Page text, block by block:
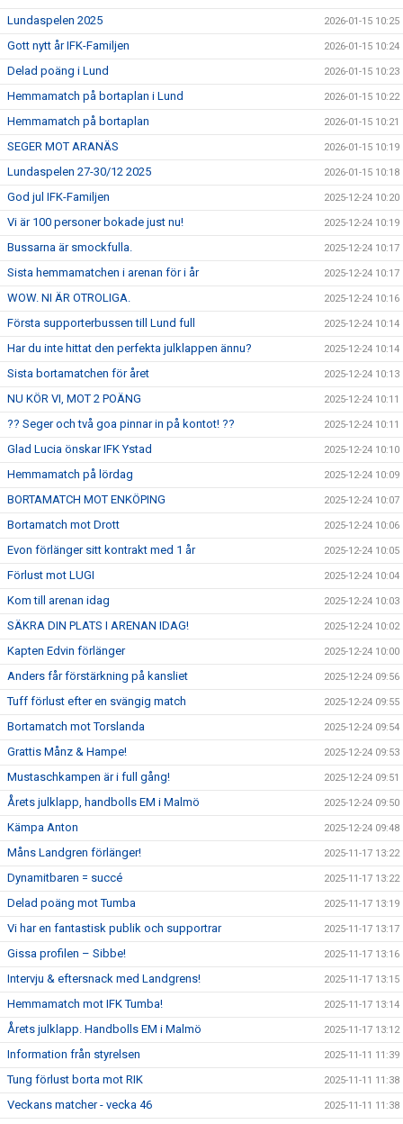
Lundaspelen 2025 2026-01-15 10:25
Gott nytt år IFK-Familjen 2026-01-15 10:24
Delad poäng i Lund 2026-01-15 10:23
Hemmamatch på bortaplan i Lund 2026-01-15 10:22
Hemmamatch på bortaplan 2026-01-15 10:21
SEGER MOT ARANÄS 2026-01-15 10:19
Lundaspelen 27-30/12 2025 2026-01-15 10:18
God jul IFK-Familjen 2025-12-24 10:20
Vi är 100 personer bokade just nu! 2025-12-24 10:19
Bussarna är smockfulla. 2025-12-24 10:17
Sista hemmamatchen i arenan för i år 2025-12-24 10:17
WOW. NI ÄR OTROLIGA. 2025-12-24 10:16
Första supporterbussen till Lund full 2025-12-24 10:14
Har du inte hittat den perfekta julklappen ännu? 2025-12-24 10:14
Sista bortamatchen för året 2025-12-24 10:13
NU KÖR VI, MOT 2 POÄNG 2025-12-24 10:11
?? Seger och två goa pinnar in på kontot! ?? 2025-12-24 10:11
Glad Lucia önskar IFK Ystad 2025-12-24 10:10
Hemmamatch på lördag 2025-12-24 10:09
BORTAMATCH MOT ENKÖPING 2025-12-24 10:07
Bortamatch mot Drott 2025-12-24 10:06
Evon förlänger sitt kontrakt med 1 år 2025-12-24 10:05
Förlust mot LUGI 2025-12-24 10:04
Kom till arenan idag 2025-12-24 10:03
SÄKRA DIN PLATS I ARENAN IDAG! 2025-12-24 10:02
Kapten Edvin förlänger 2025-12-24 10:00
Anders får förstärkning på kansliet 2025-12-24 09:56
Tuff förlust efter en svängig match 2025-12-24 09:55
Bortamatch mot Torslanda 2025-12-24 09:54
Grattis Månz & Hampe! 2025-12-24 09:53
Mustaschkampen är i full gång! 2025-12-24 09:51
Årets julklapp, handbolls EM i Malmö 2025-12-24 09:50
Kämpa Anton 2025-12-24 09:48
Måns Landgren förlänger! 2025-11-17 13:22
Dynamitbaren = succé 2025-11-17 13:22
Delad poäng mot Tumba 2025-11-17 13:19
Vi har en fantastisk publik och supportrar 2025-11-17 13:17
Gissa profilen – Sibbe! 2025-11-17 13:16
Intervju & eftersnack med Landgrens! 2025-11-17 13:15
Hemmamatch mot IFK Tumba! 2025-11-17 13:14
Årets julklapp. Handbolls EM i Malmö 2025-11-17 13:12
Information från styrelsen 2025-11-11 11:39
Tung förlust borta mot RIK 2025-11-11 11:38
Veckans matcher - vecka 46 2025-11-11 11:38